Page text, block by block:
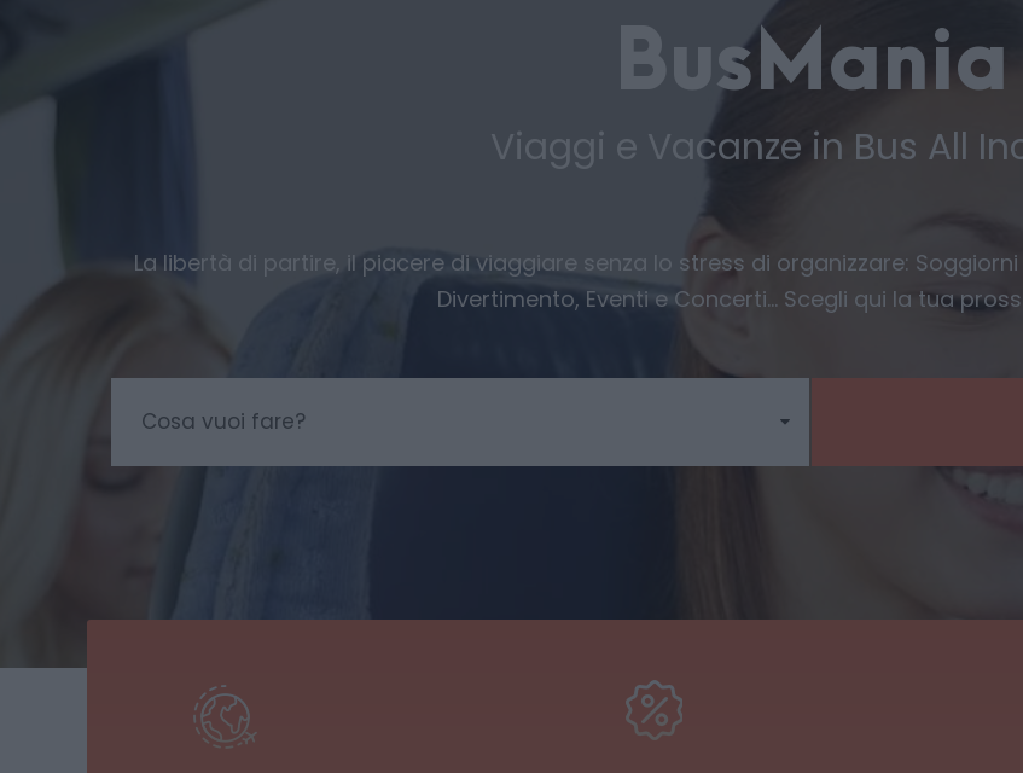
BusMania
Viaggi e Vacanze in Bus All
La libertà di partire, il piacere di viaggiare senza lo stress di organizzare:
Divertimento, Eventi e Concerti… Scegli qui la tua